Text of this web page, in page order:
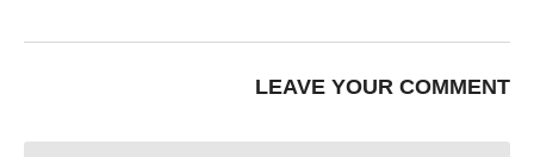
LEAVE YOUR COMMENT